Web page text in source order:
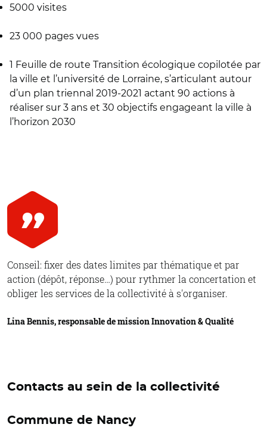
5000 visites
23 000 pages vues
1 Feuille de route Transition écologique copilotée par
la ville et l’université de Lorraine, s’articulant autour
d’un plan triennal 2019-2021 actant 90 actions à
réaliser sur 3 ans et 30 objectifs engageant la ville à
l’horizon 2030
Conseil: fixer des dates limites par thématique et par
action (dépôt, réponse…) pour rythmer la concertation et
obliger les services de la collectivité à s'organiser.
Lina Bennis, responsable de mission Innovation & Qualité
Contacts au sein de la collectivité
Commune de Nancy